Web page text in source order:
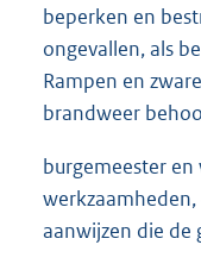
beperken en
ongevallen, als
Rampen en
brandweer
burgemeester
aanwijzen die de